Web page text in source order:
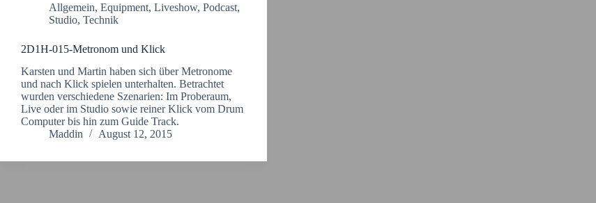
Allgemein, Equipment, Liveshow, Podcast,
Studio, Technik
2D1H-015-Metronom und Klick
Karsten und Martin haben sich über Metronome
und nach Klick spielen unterhalten. Betrachtet
wurden verschiedene Szenarien: Im Proberaum,
Live oder im Studio sowie reiner Klick vom Drum
Computer bis hin zum Guide Track.
Maddin
August 12, 2015